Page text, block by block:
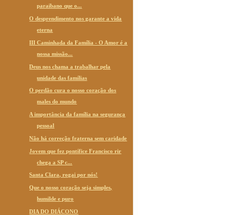
paraibano que o...
O desprendimento nos garante a vida
eterna
III Caminhada da Família - O Amor é a
nossa missão...
Deus nos chama a trabalhar pela
unidade das famílias
O perdão cura o nosso coração dos
males do mundo
A importância da família na segurança
pessoal
Não há correção fraterna sem caridade
Jovem que fez pontífice Francisco rir
chega a SP c...
Santa Clara, rogai por nós!
Que o nosso coração seja simples,
humilde e puro
DIA DO DIÁCONO